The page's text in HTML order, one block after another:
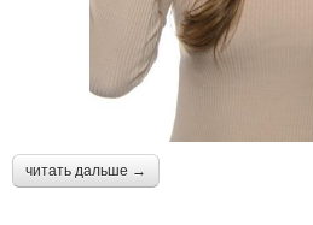
читать дальше →